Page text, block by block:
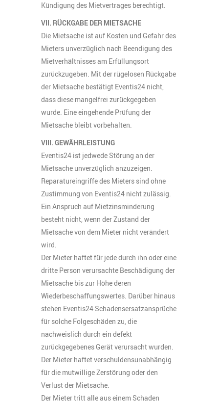
Kündigung des Mietvertrages berechtigt.
VII. RÜCKGABE DER MIETSACHE
Die Mietsache ist auf Kosten und Gefahr des
Mieters unverzüglich nach Beendigung des
Mietverhältnisses am Erfüllungsort
zurückzugeben. Mit der rügelosen Rückgabe
der Mietsache bestätigt Eventis24 nicht,
dass diese mangelfrei zurückgegeben
wurde. Eine eingehende Prüfung der
Mietsache bleibt vorbehalten.
VIII. GEWÄHRLEISTUNG
Eventis24 ist jedwede Störung an der
Mietsache unverzüglich anzuzeigen.
Reparatureingriffe des Mieters sind ohne
Zustimmung von Eventis24 nicht zulässig.
Ein Anspruch auf Mietzinsminderung
besteht nicht, wenn der Zustand der
Mietsache von dem Mieter nicht verändert
wird.
Der Mieter haftet für jede durch ihn oder eine
dritte Person verursachte Beschädigung der
Mietsache bis zur Höhe deren
Wiederbeschaffungswertes. Darüber hinaus
stehen Eventis24 Schadensersatzansprüche
für solche Folgeschäden zu, die
nachweislich durch ein defekt
zurückgegebenes Gerät verursacht wurden.
Der Mieter haftet verschuldensunabhängig
für die mutwillige Zerstörung oder den
Verlust der Mietsache.
Der Mieter tritt alle aus einem Schaden